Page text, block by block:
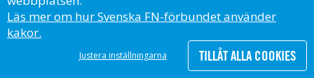
© Svenska FN-förbundet, 2023
Läs mer om hur Svenska FN-förbundet använder
kakor.
Justera inställningarna TILLÅT ALLA COOKIES